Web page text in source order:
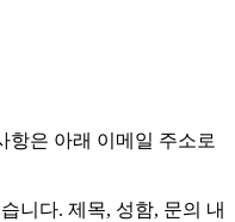
항은 아래 이메일 주소로
니다. 제목, 성함, 문의 내